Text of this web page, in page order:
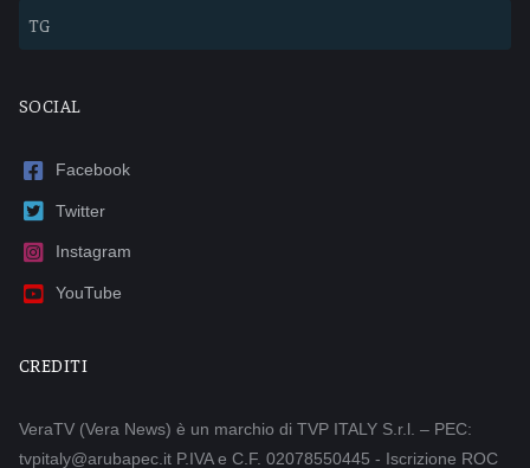
TG
SOCIAL
Facebook
Twitter
Instagram
YouTube
CREDITI
VeraTV (Vera News) è un marchio di TVP ITALY S.r.l. – PEC:
tvpitaly@arubapec.it P.IVA e C.F. 02078550445 - Iscrizione ROC